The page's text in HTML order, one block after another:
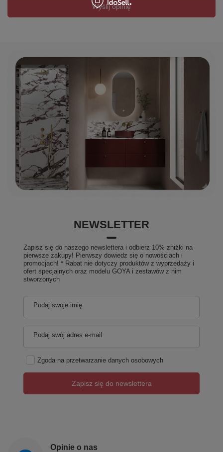
Wyślij opinię
NEWSLETTER
Zapisz się do naszego newslettera i odbierz 10% zniżki na
pierwsze zakupy! Pierwszy dowiedz się o nowościach i
promocjach! * Rabat nie dotyczy produktów z wyprzedaży i
ofert specjalnych oraz modelu GOYA i zestawów z nim
stworzonych
Podaj swoje imię
Podaj swój adres e-mail
Zgoda na przetwarzanie danych osobowych
Zapisz się do newslettera
Opinie o nas